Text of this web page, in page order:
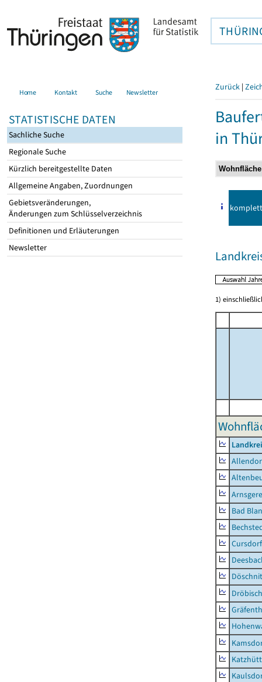
Home Kontakt Suche Newsletter
STATISTISCHE DATEN
Sachliche Suche
Regionale Suche
Kürzlich bereitgestellte Daten
Allgemeine Angaben, Zuordnungen
Gebietsveränderungen,
Änderungen zum Schlüsselverzeichnis
Definitionen und Erläuterungen
Newsletter
Zurück |
in
komplett
1)
Bad
Cursdorf